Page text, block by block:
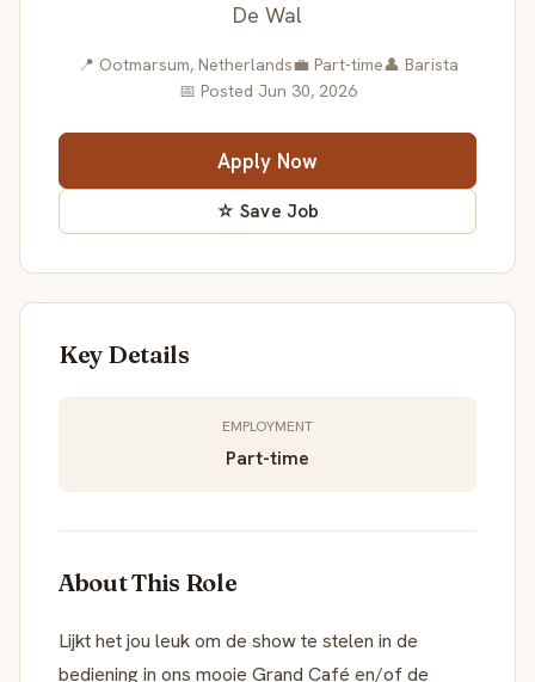
De Wal
📍 Ootmarsum, Netherlands💼 Part-time👤 Barista
📅 Posted Jun 30, 2026
Apply Now
☆ Save Job
Key Details
EMPLOYMENT
Part-time
About This Role
Lijkt het jou leuk om de show te stelen in de
bediening in ons mooie Grand Café en/of de